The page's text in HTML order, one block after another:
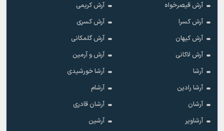
آرش قیصرخواه
آرش کریمی
آرش کسرا
آرش کسری
آرش کیهان
آرش گلمکانی
آرش لاکانی
آرش و آرمین
آرشا
آرشا خورشیدی
آرشا رادین
آرشام
آرشان
آرشان قادری
آرشاویر
آرشین